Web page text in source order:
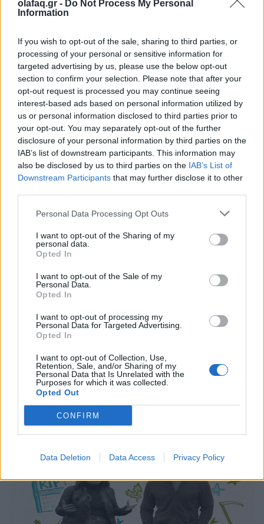
olafaq.gr - Do Not Process My Personal
Information
If you wish to opt-out of the sale, sharing to third parties, or
processing of your personal or sensitive information for
targeted advertising by us, please use the below opt-out
section to confirm your selection. Please note that after your
opt-out request is processed you may continue seeing
interest-based ads based on personal information utilized by
us or personal information disclosed to third parties prior to
your opt-out. You may separately opt-out of the further
disclosure of your personal information by third parties on the
IAB’s list of downstream participants. This information may
also be disclosed by us to third parties on the IAB’s List of
Downstream Participants that may further disclose it to other
Personal Data Processing Opt Outs
I want to opt-out of the Sharing of my
personal data.
Opted In
I want to opt-out of the Sale of my
Personal Data.
Opted In
I want to opt-out of processing my
Personal Data for Targeted Advertising.
Opted In
I want to opt-out of Collection, Use,
Retention, Sale, and/or Sharing of my
Personal Data that Is Unrelated with the
Purposes for which it was collected.
Opted Out
CONFIRM
Data Deletion Data Access Privacy Policy
10.06.26
Δέκα χρόνια μετά την κινηματογραφική μίνι σειρά που
σάρωσε υποψηφιότητες για Emmy, ο Τομ Χίντλστον και οι
δημιουργοί εξηγούν γιατί το "The Night Manager" άργησε να
επιστρέψει, πώς γεννήθηκε η 2η σεζόν
Βρικόλακες, κατάσκοποι και το τέλος του
κόσμου: Όσα φέρνει ο Ιούνιος στην
COSMOTE TV
03.06.26
Ο Μάικλ Φασμπέντερ επιστρέφει με τη δεύτερη σεζόν του
"The Agency", ο Τζέραρντ Μπάτλερ πρωταγωνιστεί στο
"Greenland: Migration", ενώ βρικόλακες, αστυνομικά
μυστήρια και αφιερώματα στη Μέριλιν Μονρόε κ